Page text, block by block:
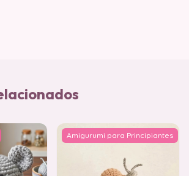
Amigurumi para Principiantes